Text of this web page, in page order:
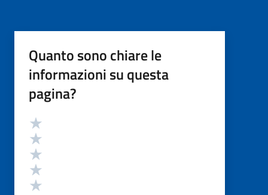
Quanto sono chiare le
informazioni su questa
pagina?
Valutazione